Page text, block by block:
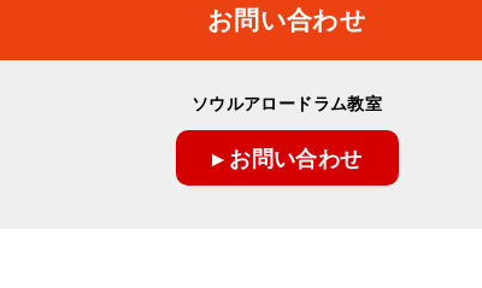
お問い合わせ
ソウルアロードラム教室
▸ お問い合わせ